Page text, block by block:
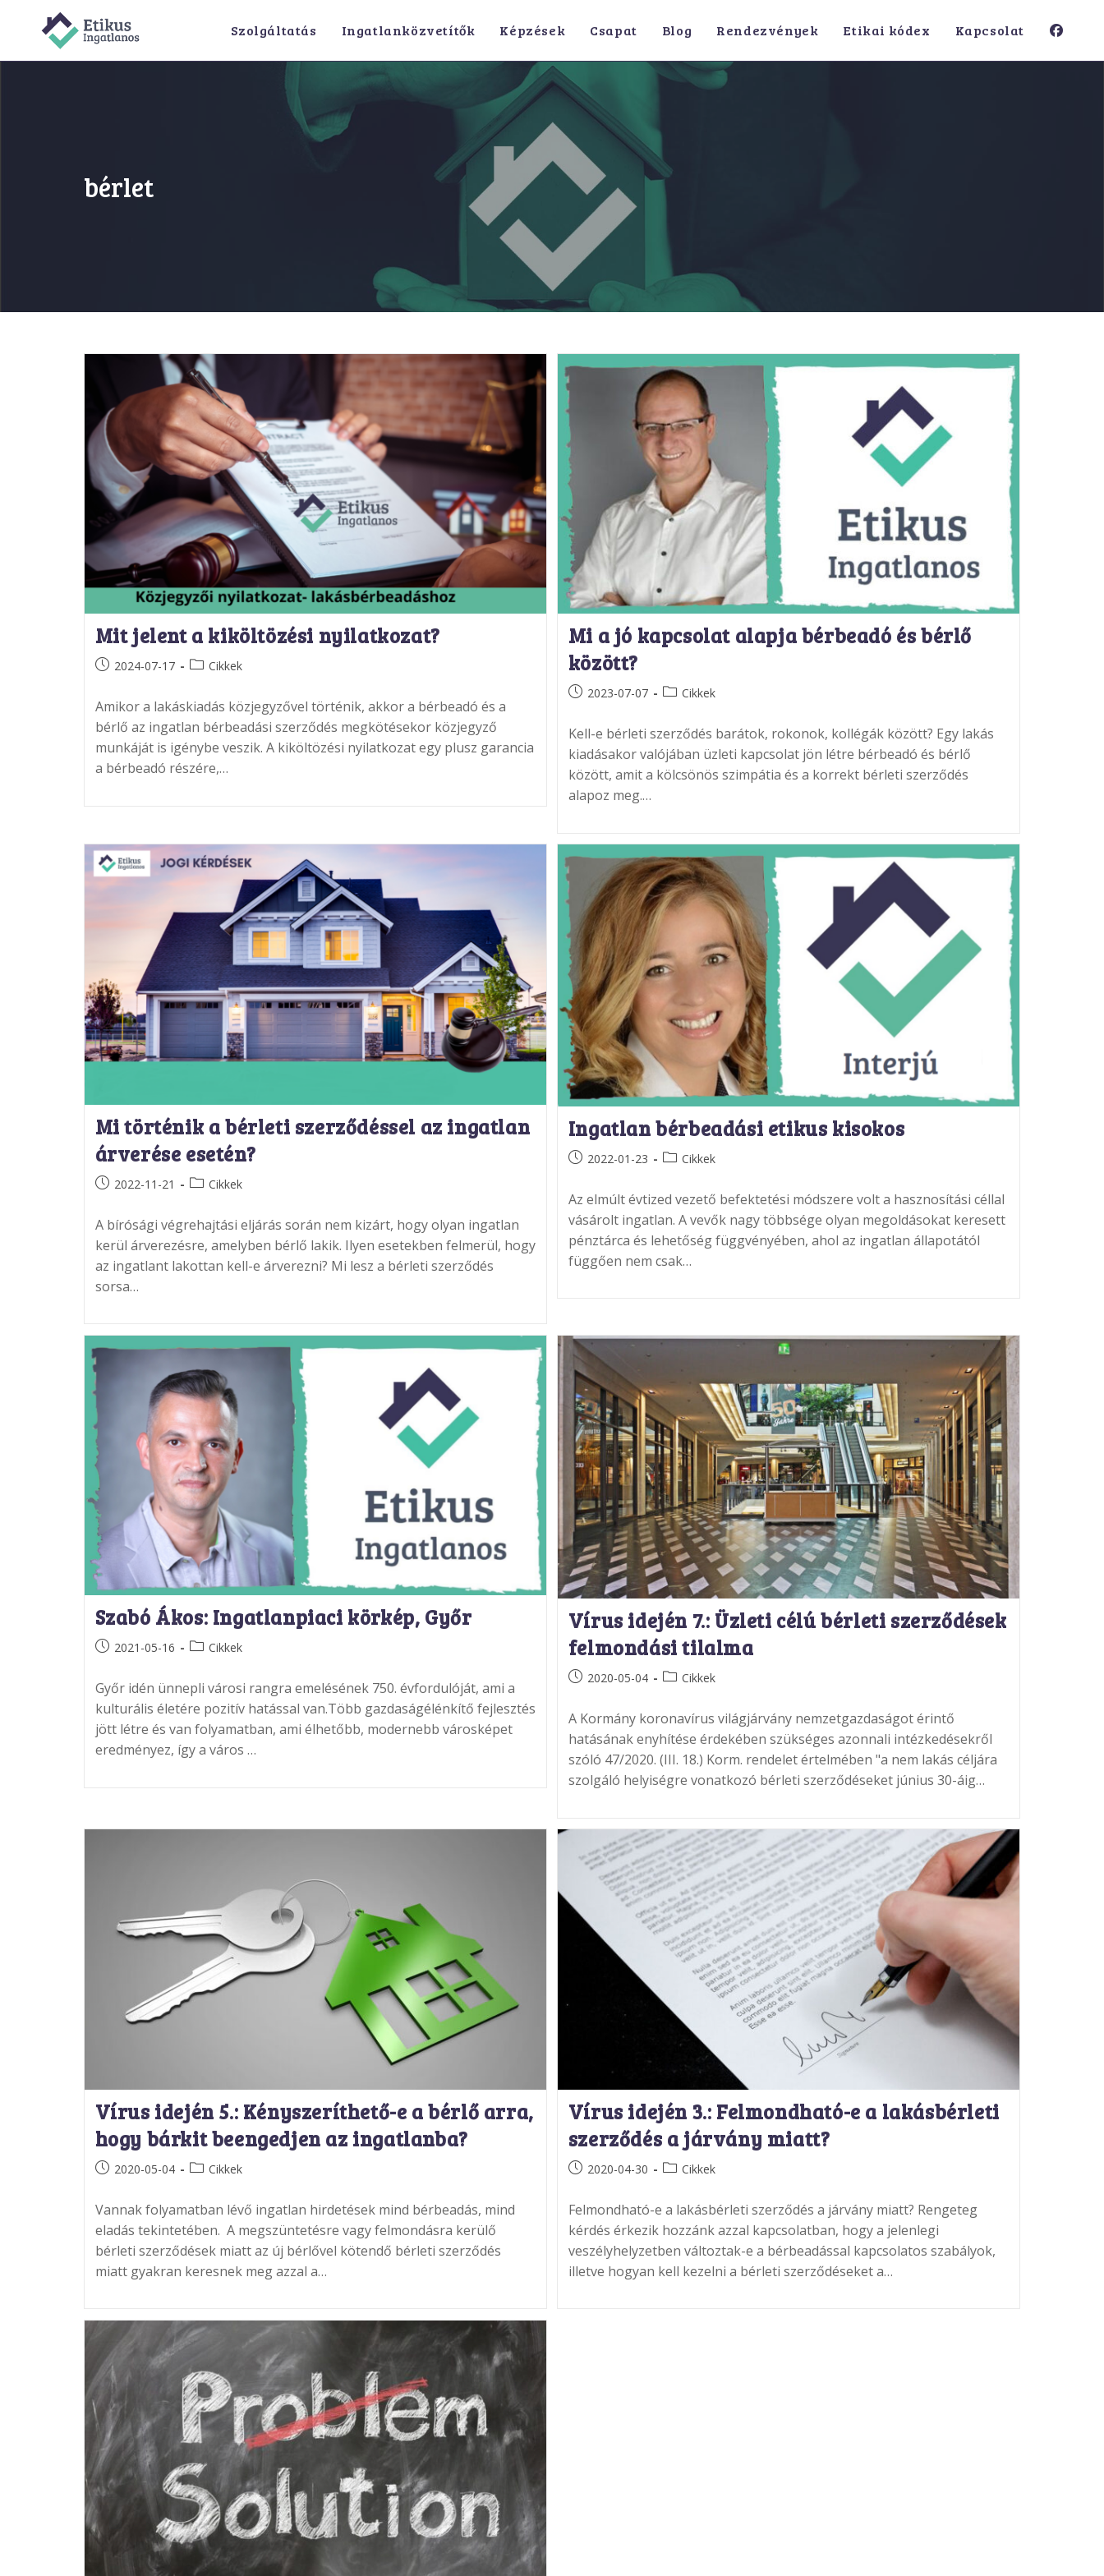
Szolgáltatás Ingatlanközvetítők Képzések Csapat Blog Rendezvények Etikai kódex Kapcsolat
bérlet
Mit jelent a kiköltözési nyilatkozat?
Post2024-07-17
PostCikkek
Amikor a lakáskiadás közjegyzővel történik, akkor a bérbeadó és a
bérlő az ingatlan bérbeadási szerződés megkötésekor közjegyző
munkáját is igénybe veszik. A kiköltözési nyilatkozat egy plusz garancia
a bérbeadó részére,…
Mi a jó kapcsolat alapja bérbeadó és bérlő
között?
Post2023-07-07
PostCikkek
Kell-e bérleti szerződés barátok, rokonok, kollégák között? Egy lakás
kiadásakor valójában üzleti kapcsolat jön létre bérbeadó és bérlő
között, amit a kölcsönös szimpátia és a korrekt bérleti szerződés
alapoz meg.…
Mi történik a bérleti szerződéssel az ingatlan
árverése esetén?
Post2022-11-21
PostCikkek
A bírósági végrehajtási eljárás során nem kizárt, hogy olyan ingatlan
kerül árverezésre, amelyben bérlő lakik. Ilyen esetekben felmerül, hogy
az ingatlant lakottan kell-e árverezni? Mi lesz a bérleti szerződés
sorsa…
Ingatlan bérbeadási etikus kisokos
Post2022-01-23
PostCikkek
Az elmúlt évtized vezető befektetési módszere volt a hasznosítási céllal
vásárolt ingatlan. A vevők nagy többsége olyan megoldásokat keresett
pénztárca és lehetőség függvényében, ahol az ingatlan állapotától
függően nem csak…
Szabó Ákos: Ingatlanpiaci körkép, Győr
Post2021-05-16
PostCikkek
Győr idén ünnepli városi rangra emelésének 750. évfordulóját, ami a
kulturális életére pozitív hatással van.Több gazdaságélénkítő fejlesztés
jött létre és van folyamatban, ami élhetőbb, modernebb városképet
eredményez, így a város …
Vírus idején 7.: Üzleti célú bérleti szerződések
felmondási tilalma
Post2020-05-04
PostCikkek
A Kormány koronavírus világjárvány nemzetgazdaságot érintő
hatásának enyhítése érdekében szükséges azonnali intézkedésekről
szóló 47/2020. (III. 18.) Korm. rendelet értelmében "a nem lakás céljára
szolgáló helyiségre vonatkozó bérleti szerződéseket június 30-áig…
Vírus idején 5.: Kényszeríthető-e a bérlő arra,
hogy bárkit beengedjen az ingatlanba?
Post2020-05-04
PostCikkek
Vannak folyamatban lévő ingatlan hirdetések mind bérbeadás, mind
eladás tekintetében. A megszüntetésre vagy felmondásra kerülő
bérleti szerződések miatt az új bérlővel kötendő bérleti szerződés
miatt gyakran keresnek meg azzal a…
Vírus idején 3.: Felmondható-e a lakásbérleti
szerződés a járvány miatt?
Post2020-04-30
PostCikkek
Felmondható-e a lakásbérleti szerződés a járvány miatt? Rengeteg
kérdés érkezik hozzánk azzal kapcsolatban, hogy a jelenlegi
veszélyhelyzetben változtak-e a bérbeadással kapcsolatos szabályok,
illetve hogyan kell kezelni a bérleti szerződéseket a…